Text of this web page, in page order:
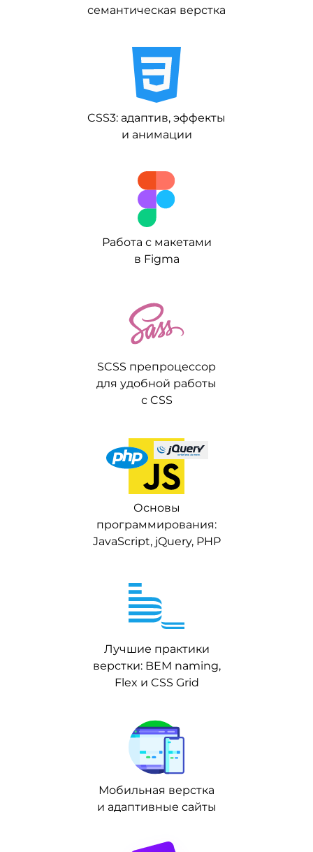
семантическая верстка
CSS3: адаптив, эффекты
и анимации
Работа с макетами
в Figma
SCSS препроцессор
для удобной работы
с CSS
Основы
программирования:
JavaScript, jQuery, PHP
Лучшие практики
верстки: BEM naming,
Flex и CSS Grid
Мобильная верстка
и адаптивные сайты